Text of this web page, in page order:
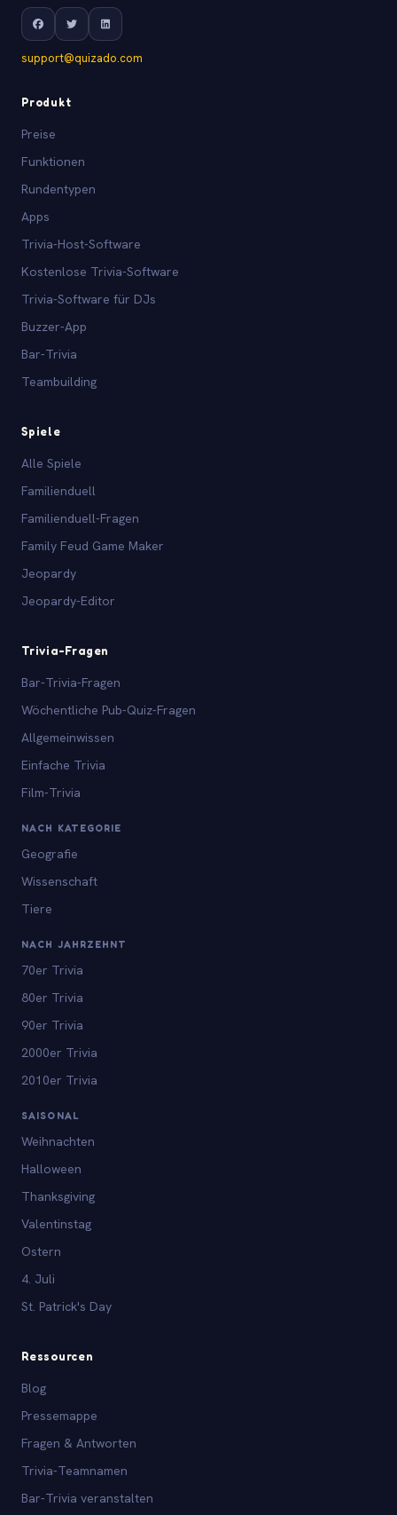
support@quizado.com
Produkt
Preise
Funktionen
Rundentypen
Apps
Trivia-Host-Software
Kostenlose Trivia-Software
Trivia-Software für DJs
Buzzer-App
Bar-Trivia
Teambuilding
Spiele
Alle Spiele
Familienduell
Familienduell-Fragen
Family Feud Game Maker
Jeopardy
Jeopardy-Editor
Trivia-Fragen
Bar-Trivia-Fragen
Wöchentliche Pub-Quiz-Fragen
Allgemeinwissen
Einfache Trivia
Film-Trivia
NACH KATEGORIE
Geografie
Wissenschaft
Tiere
NACH JAHRZEHNT
70er Trivia
80er Trivia
90er Trivia
2000er Trivia
2010er Trivia
SAISONAL
Weihnachten
Halloween
Thanksgiving
Valentinstag
Ostern
4. Juli
St. Patrick's Day
Ressourcen
Blog
Pressemappe
Fragen & Antworten
Trivia-Teamnamen
Bar-Trivia veranstalten